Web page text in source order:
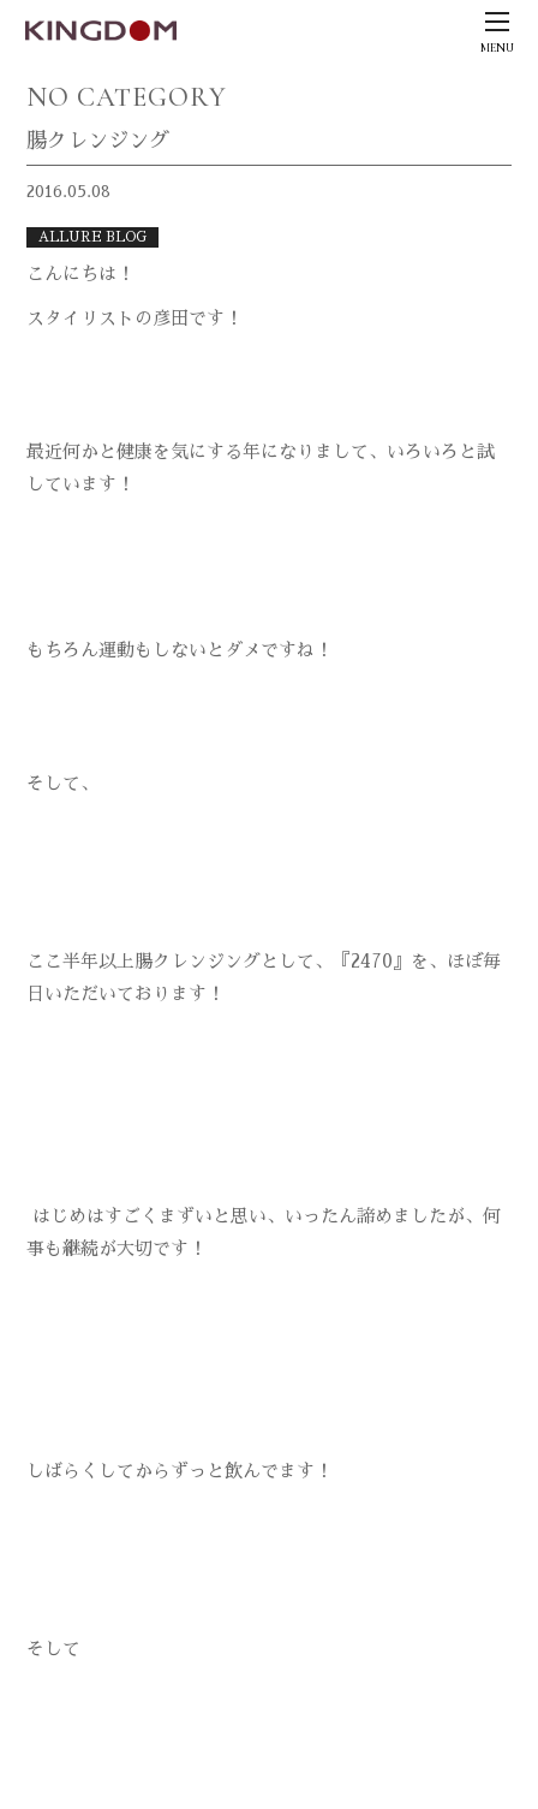
MENU
NO CATEGORY
腸クレンジング
2016.05.08
ALLURE BLOG
こんにちは！
スタイリストの彦田です！
最近何かと健康を気にする年になりまして、いろいろと試
しています！
もちろん運動もしないとダメですね！
そして、
ここ半年以上腸クレンジングとして、『2470』を、ほぼ毎
日いただいております！
はじめはすごくまずいと思い、いったん諦めましたが、何
事も継続が大切です！
しばらくしてからずっと飲んでます！
そして